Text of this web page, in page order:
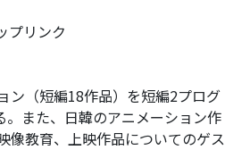
プリンク
（短編18作品）を短編2プログ
また、日韓のアニメーション作
像教育、上映作品についてのゲス